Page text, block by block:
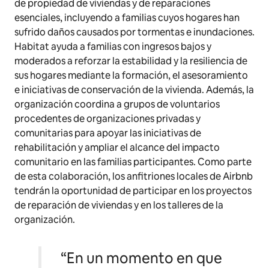
de propiedad de viviendas y de reparaciones
esenciales, incluyendo a familias cuyos hogares han
sufrido daños causados por tormentas e inundaciones.
Habitat ayuda a familias con ingresos bajos y
moderados a reforzar la estabilidad y la resiliencia de
sus hogares mediante la formación, el asesoramiento
e iniciativas de conservación de la vivienda. Además, la
organización coordina a grupos de voluntarios
procedentes de organizaciones privadas y
comunitarias para apoyar las iniciativas de
rehabilitación y ampliar el alcance del impacto
comunitario en las familias participantes. Como parte
de esta colaboración, los anfitriones locales de Airbnb
tendrán la oportunidad de participar en los proyectos
de reparación de viviendas y en los talleres de la
organización.
“En un momento en que